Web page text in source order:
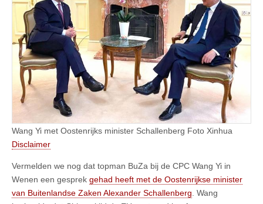
Wang Yi met Oostenrijks minister Schallenberg Foto Xinhua
Disclaimer
Vermelden we nog dat topman BuZa bij de CPC Wang Yi in
Wenen een gesprek gehad heeft met de Oostenrijkse minister
van Buitenlandse Zaken Alexander Schallenberg . Wang